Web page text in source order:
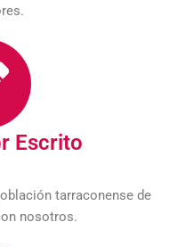
Escrito
tarraconense de
nosotros.